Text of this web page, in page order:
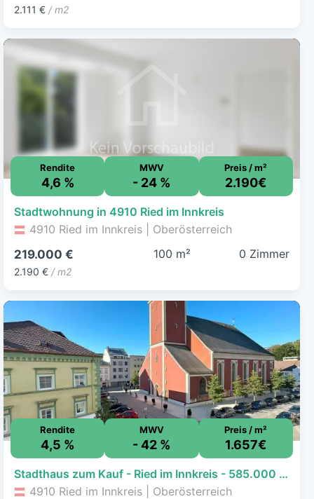
2.111 € / m2
Rendite
4,6 %
MWV
- 24 %
Preis / m²
2.190€
Stadtwohnung in 4910 Ried im Innkreis
4910 Ried im Innkreis | Oberösterreich
219.000 €
2.190 € / m2
100 m² 0 Zimmer
Rendite
4,5 %
MWV
- 42 %
Preis / m²
1.657€
Stadthaus zum Kauf - Ried im Innkreis - 585.000 € - 11 Zimmer, 353 m², 279 m² Grundstück
4910 Ried im Innkreis | Oberösterreich